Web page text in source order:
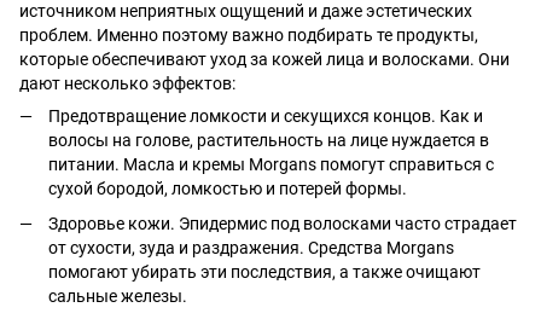
источником неприятных ощущений и даже эстетических
проблем. Именно поэтому важно подбирать те продукты,
которые обеспечивают уход за кожей лица и волосками. Они
дают несколько эффектов:
Предотвращение ломкости и секущихся концов. Как и
волосы на голове, растительность на лице нуждается в
питании. Масла и кремы Morgans помогут справиться с
сухой бородой, ломкостью и потерей формы.
Здоровье кожи. Эпидермис под волосками часто страдает
от сухости, зуда и раздражения. Средства Morgans
помогают убирать эти последствия, а также очищают
сальные железы.